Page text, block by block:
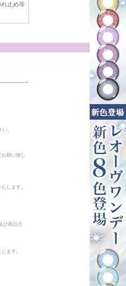
れ止め等
。
願い致し
します。
び商品の
ます。